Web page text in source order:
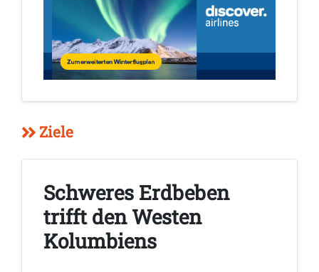
Ziele
Schweres Erdbeben
trifft den Westen
Kolumbiens